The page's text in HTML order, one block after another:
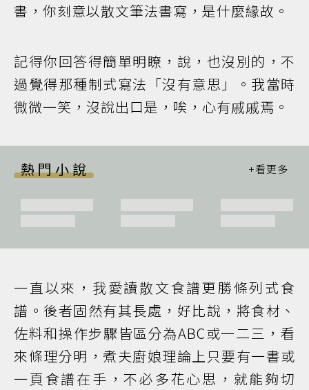
書，你刻意以散文筆法書寫，是什麼緣故。
記得你回答得簡單明瞭，說，也沒別的，不
過覺得那種制式寫法「沒有意思」。我當時
微微一笑，沒說出口是，唉，心有戚戚焉。
熱門小說
一直以來，我愛讀散文食譜更勝條列式食
譜。後者固然有其長處，好比說，將食材、
佐料和操作步驟皆區分為ABC或一二三，看
來條理分明，煮夫廚娘理論上只要有一書或
一頁食譜在手，不必多花心思，就能夠切